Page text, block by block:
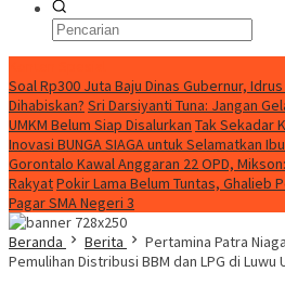
Soal Rp300 Juta Baju Dinas Gubernur,
Dihabiskan? Sri Darsiyanti Tuna: Jangan
UMKM Belum Siap Disalurkan Tak Sekadar
Inovasi BUNGA SIAGA untuk Selamatkan
Gorontalo Kawal Anggaran 22 OPD,
RakyatPokir Lama Belum Tuntas, Ghalieb
Pagar SMA Negeri 3
Beranda
Berita
Pertamina Patra
Pemulihan Distribusi BBM dan LPG di Luwu